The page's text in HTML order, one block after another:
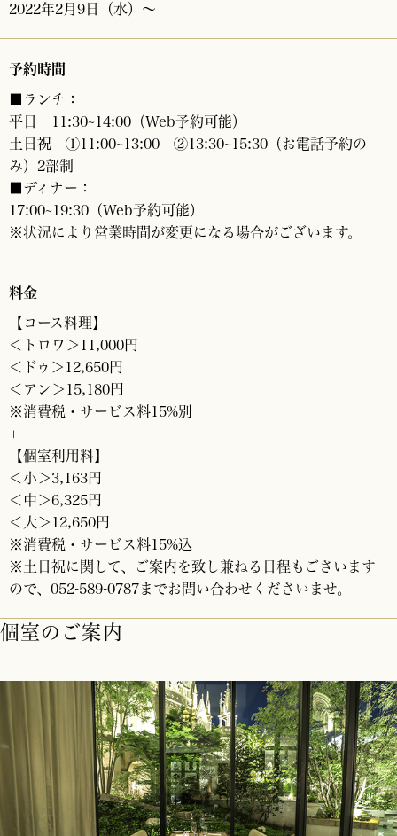
2022年2月9日（水）〜
予約時間
■ランチ：
平日 11:30~14:00（Web予約可能）
土日祝 ①11:00~13:00 ②13:30~15:30（お電話予約の
み）2部制
■ディナー：
17:00~19:30（Web予約可能）
※状況により営業時間が変更になる場合がございます。
料金
【コース料理】
＜トロワ＞11,000円
＜ドゥ＞12,650円
＜アン＞15,180円
※消費税・サービス料15%別
+
【個室利用料】
＜小＞3,163円
＜中＞6,325円
＜大＞12,650円
※消費税・サービス料15%込
※土日祝に関して、ご案内を致し兼ねる日程もごさいます
ので、052-589-0787までお問い合わせくださいませ。
個室のご案内